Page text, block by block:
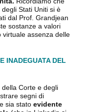
degli Stati Uniti si è
dal Prof. Grandjean
sostanze a valori
virtuale assenza delle
INADEGUATA DEL
Corte e degli
segni di
sia statoevidente